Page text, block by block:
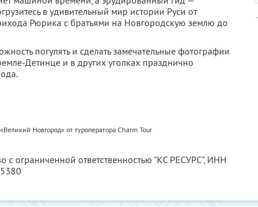
в удивительный мир истории Руси от
Рюрика с братьями на Новгородскую землю до
погулять и сделать замечательные фотографии
Детинце и в других уголках празднично
Новгород» от туроператора Charm Tour
с ограниченной ответственностью "КС РЕСУРС", ИНН